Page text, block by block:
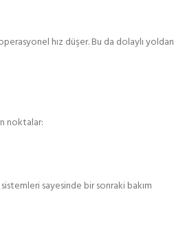
hız düşer. Bu da dolaylı yoldan
noktalar:
sayesinde bir sonraki bakım